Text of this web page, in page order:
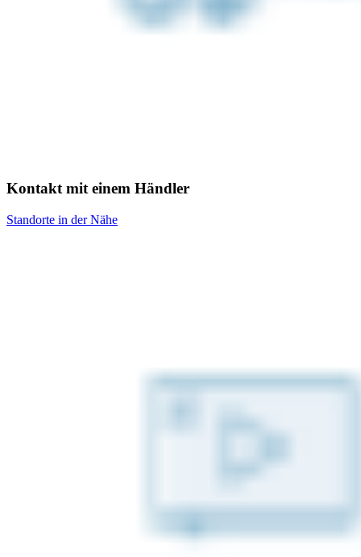
Kontakt mit einem Händler
Standorte in der Nähe